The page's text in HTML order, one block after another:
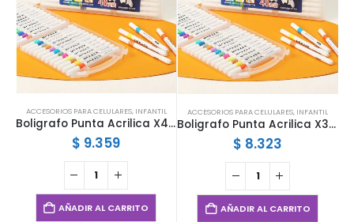
ACCESORIOS PARA CELULARES, INFANTIL
Boligrafo Punta Acrilica X48 K-105
$ 9.359
AÑADIR AL CARRITO
ACCESORIOS PARA CELULARES, INFANTIL
Boligrafo Punta Acrilica X36 K-104
$ 8.323
AÑADIR AL CARRITO